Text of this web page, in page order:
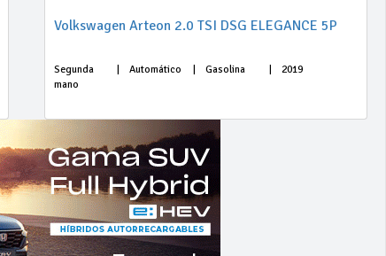
Volkswagen Arteon 2.0 TSI DSG ELEGANCE 5P
Segunda
mano
Automático Gasolina 2019